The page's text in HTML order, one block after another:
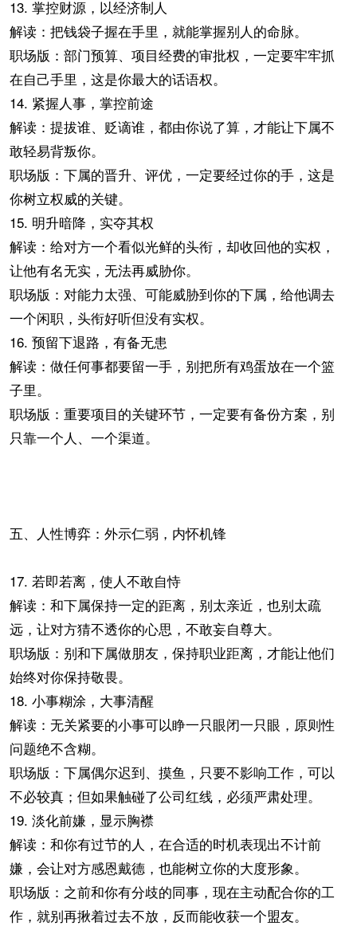
13. 掌控财源，以经济制人
解读：把钱袋子握在手里，就能掌握别人的命脉。
职场版：部门预算、项目经费的审批权，一定要牢牢抓
在自己手里，这是你最大的话语权。
14. 紧握人事，掌控前途
解读：提拔谁、贬谪谁，都由你说了算，才能让下属不
敢轻易背叛你。
职场版：下属的晋升、评优，一定要经过你的手，这是
你树立权威的关键。
15. 明升暗降，实夺其权
解读：给对方一个看似光鲜的头衔，却收回他的实权，
让他有名无实，无法再威胁你。
职场版：对能力太强、可能威胁到你的下属，给他调去
一个闲职，头衔好听但没有实权。
16. 预留下退路，有备无患
解读：做任何事都要留一手，别把所有鸡蛋放在一个篮
子里。
职场版：重要项目的关键环节，一定要有备份方案，别
只靠一个人、一个渠道。
五、人性博弈：外示仁弱，内怀机锋
17. 若即若离，使人不敢自恃
解读：和下属保持一定的距离，别太亲近，也别太疏
远，让对方猜不透你的心思，不敢妄自尊大。
职场版：别和下属做朋友，保持职业距离，才能让他们
始终对你保持敬畏。
18. 小事糊涂，大事清醒
解读：无关紧要的小事可以睁一只眼闭一只眼，原则性
问题绝不含糊。
职场版：下属偶尔迟到、摸鱼，只要不影响工作，可以
不必较真；但如果触碰了公司红线，必须严肃处理。
19. 淡化前嫌，显示胸襟
解读：和你有过节的人，在合适的时机表现出不计前
嫌，会让对方感恩戴德，也能树立你的大度形象。
职场版：之前和你有分歧的同事，现在主动配合你的工
作，就别再揪着过去不放，反而能收获一个盟友。